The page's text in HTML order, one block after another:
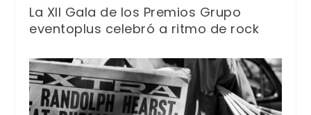
La XII Gala de los Premios Grupo
eventoplus celebró a ritmo de rock